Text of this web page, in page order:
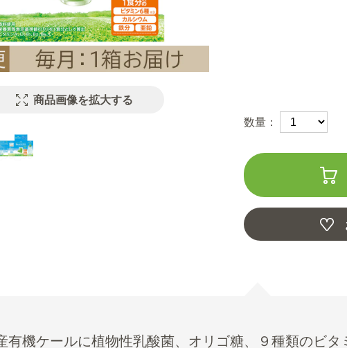
商品画像を拡大する
数量：
有機ケールに植物性乳酸菌、オリゴ糖、９種類のビ